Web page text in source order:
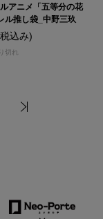
アニメ「五等分の花
ル推し袋_中野三玖
込み)
切れ